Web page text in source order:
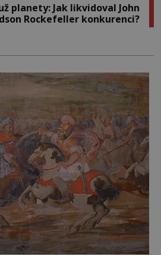
planety: Jak likvidoval John
Rockefeller konkurenci?